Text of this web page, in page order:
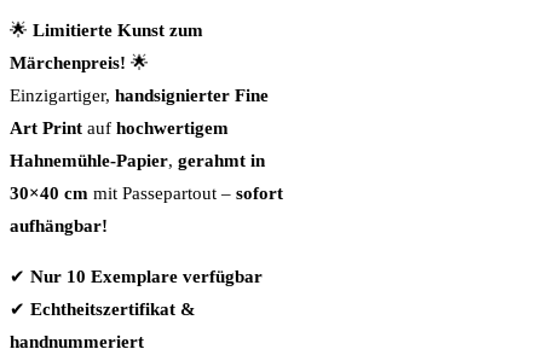
🌟 Limitierte Kunst zum
Märchenpreis! 🌟
Einzigartiger, handsignierter Fine
Art Print auf hochwertigem
Hahnemühle-Papier, gerahmt in
30×40 cm mit Passepartout – sofort
aufhängbar!
✔ Nur 10 Exemplare verfügbar
✔ Echtheitszertifikat &
handnummeriert